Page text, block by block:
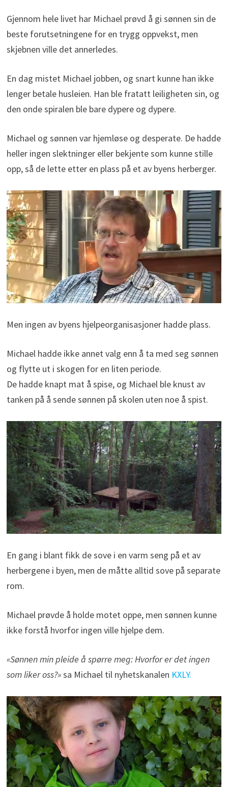
Gjennom hele livet har Michael prøvd å gi sønnen sin de
beste forutsetningene for en trygg oppvekst, men
skjebnen ville det annerledes.
En dag mistet Michael jobben, og snart kunne han ikke
lenger betale husleien. Han ble fratatt leiligheten sin, og
den onde spiralen ble bare dypere og dypere.
Michael og sønnen var hjemløse og desperate. De hadde
heller ingen slektninger eller bekjente som kunne stille
opp, så de lette etter en plass på et av byens herberger.
Men ingen av byens hjelpeorganisasjoner hadde plass.
Michael hadde ikke annet valg enn å ta med seg sønnen
og flytte ut i skogen for en liten periode.
De hadde knapt mat å spise, og Michael ble knust av
tanken på å sende sønnen på skolen uten noe å spist.
En gang i blant fikk de sove i en varm seng på et av
herbergene i byen, men de måtte alltid sove på separate
rom.
Michael prøvde å holde motet oppe, men sønnen kunne
ikke forstå hvorfor ingen ville hjelpe dem.
«Sønnen min pleide å spørre meg: Hvorfor er det ingen
som liker oss?»sa Michael til nyhetskanalen KXLY.